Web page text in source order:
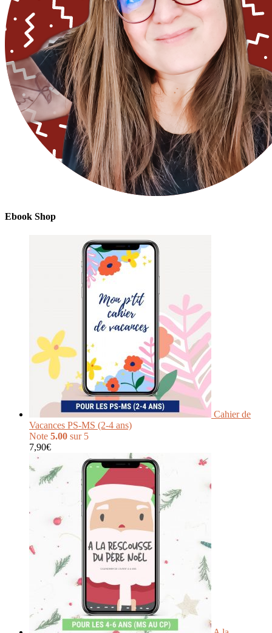
Ebook Shop
Cahier de
Vacances PS-MS (2-4 ans)
Note 5.00 sur 5
7,90€